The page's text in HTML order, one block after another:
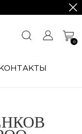
0
КОНТАКТЫ